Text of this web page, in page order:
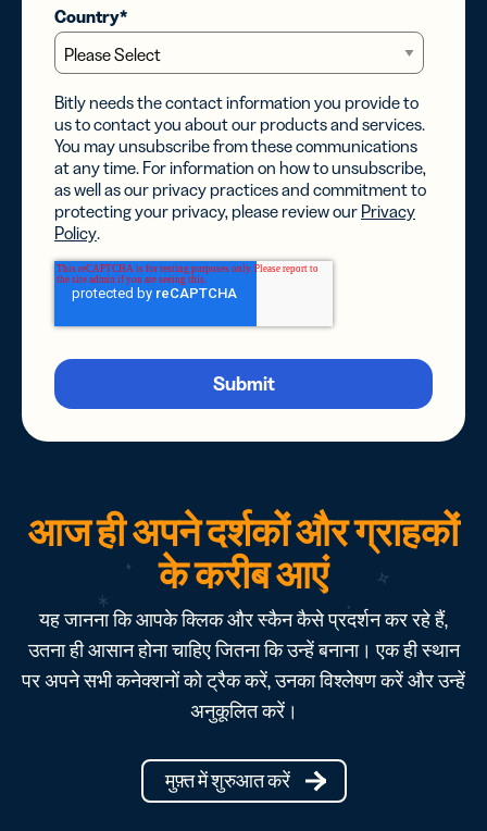
Country*
Bitly needs the contact information you provide to
us to contact you about our products and services.
You may unsubscribe from these communications
at any time. For information on how to unsubscribe,
as well as our privacy practices and commitment to
protecting your privacy, please review our Privacy
Policy.
आज ही अपने दर्शकों और ग्राहकों
के करीब आएं
यह जानना कि आपके क्लिक और स्कैन कैसे प्रदर्शन कर रहे हैं,
उतना ही आसान होना चाहिए जितना कि उन्हें बनाना। एक ही स्थान
पर अपने सभी कनेक्शनों को ट्रैक करें, उनका विश्लेषण करें और उन्हें
अनुकूलित करें।
मुफ़्त में शुरुआत करें